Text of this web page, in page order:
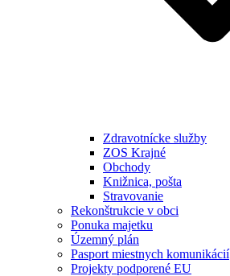
Zdravotnícke služby
ZOS Krajné
Obchody
Knižnica, pošta
Stravovanie
Rekonštrukcie v obci
Ponuka majetku
Územný plán
Pasport miestnych komunikácií
Projekty podporené EU